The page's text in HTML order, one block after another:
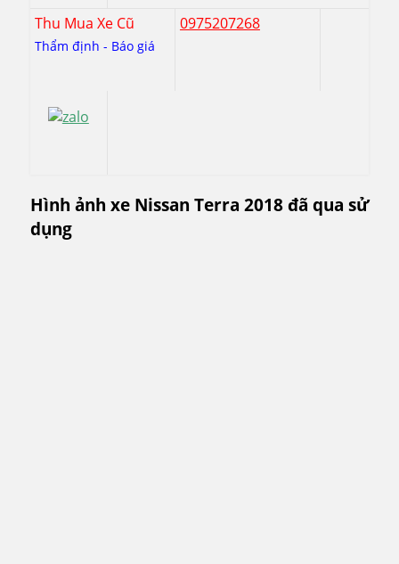
Thu Mua Xe Cũ
Thẩm định - Báo giá
0975207268
Hình ảnh xe Nissan Terra 2018 đã qua sử
dụng